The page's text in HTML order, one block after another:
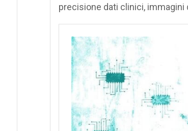
precisione dati clinici,